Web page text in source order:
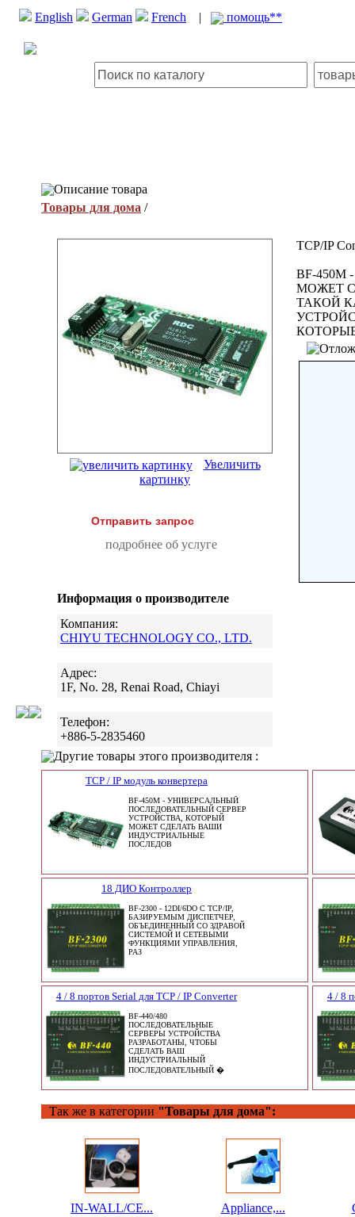
English German French | помощь**
Описание товара
Товары для дома /
Увеличить
картинку
Отправить запрос
подробнее об услуге
Информация о производителе
Компания:
CHIYU TECHNOLOGY CO., LTD.
Адрес:
1F, No. 28, Renai Road, Chiayi
Телефон:
+886-5-2835460
TCP/IP
BF-
МОЖЕТ
ТАКОЙ
Другие товары этого производителя :
TCP / IP модуль конвертера
BF-450M - УНИВЕРСАЛЬНЫЙ
ПОСЛЕДОВАТЕЛЬНЫЙ СЕРВЕР
УСТРОЙСТВА, КОТОРЫЙ
МОЖЕТ СДЕЛАТЬ ВАШИ
ИНДУСТРИАЛЬНЫЕ
ПОСЛЕДОВ
18 ДИО Контроллер
BF-2300 - 12DI/6DO С TCP/IP,
БАЗИРУЕМЫМ ДИСПЕТЧЕР,
ОБЪЕДИНЕННЫЙ СО ЗДРАВОЙ
СИСТЕМОЙ И СЕТЕВЫМИ
ФУНКЦИЯМИ УПРАВЛЕНИЯ,
РАЗ
4 / 8 портов Serial для TCP / IP Converter
BF-440/480
ПОСЛЕДОВАТЕЛЬНЫЕ
СЕРВЕРЫ УСТРОЙСТВА
РАЗРАБОТАНЫ, ЧТОБЫ
СДЕЛАТЬ ВАШ
ИНДУСТРИАЛЬНЫЙ
ПОСЛЕДОВАТЕЛЬНЫЙ �
4 / 8
Так же в категории "Товары для дома":
IN-WALL/CE... Appliance,...